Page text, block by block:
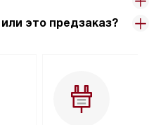
это предзаказ?